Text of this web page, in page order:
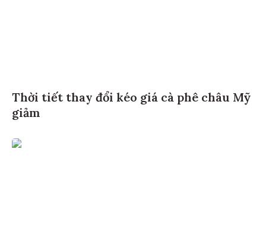
Thời tiết thay đổi kéo giá cà phê châu Mỹ
giảm